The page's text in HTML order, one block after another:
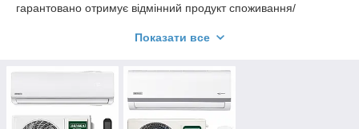
гарантовано отримує відмінний продукт споживання/
Компанії, які мають досвід довготривалого виготовлення та
зіштовхуватися із застійним періодом, коли рівно, стабільно, а
подекуди й відчуття регресу, так як час не стоїть на місці,
конкуренція та бажання розвитку мотивує.
уникнула цього “стану”. Протягом багатьох років даний
Показати все